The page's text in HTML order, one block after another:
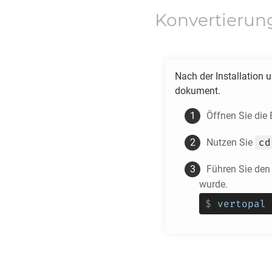
Nach der Installation
dokument.
Öffnen Sie die
Nutzen Sie cd
Führen Sie
wurde.
$ vertopal